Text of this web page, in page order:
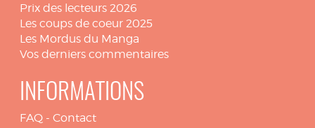
Prix des lecteurs 2026
Les coups de coeur 2025
Les Mordus du Manga
Vos derniers commentaires
INFORMATIONS
FAQ - Contact